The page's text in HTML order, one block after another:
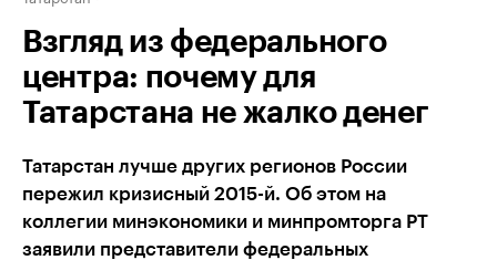
Взгляд из федерального
центра: почему для
Татарстана не жалко денег
Татарстан лучше других регионов России
пережил кризисный 2015-й. Об этом на
коллегии минэкономики и минпромторга РТ
заявили представители федеральных